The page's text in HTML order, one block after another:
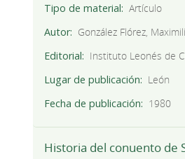
Tipo de material
Artículo
Autor
González Flórez,
Editorial
Instituto Leonés de
Lugar de publicación
León
Fecha de publicación
1980
Historia del conuento de